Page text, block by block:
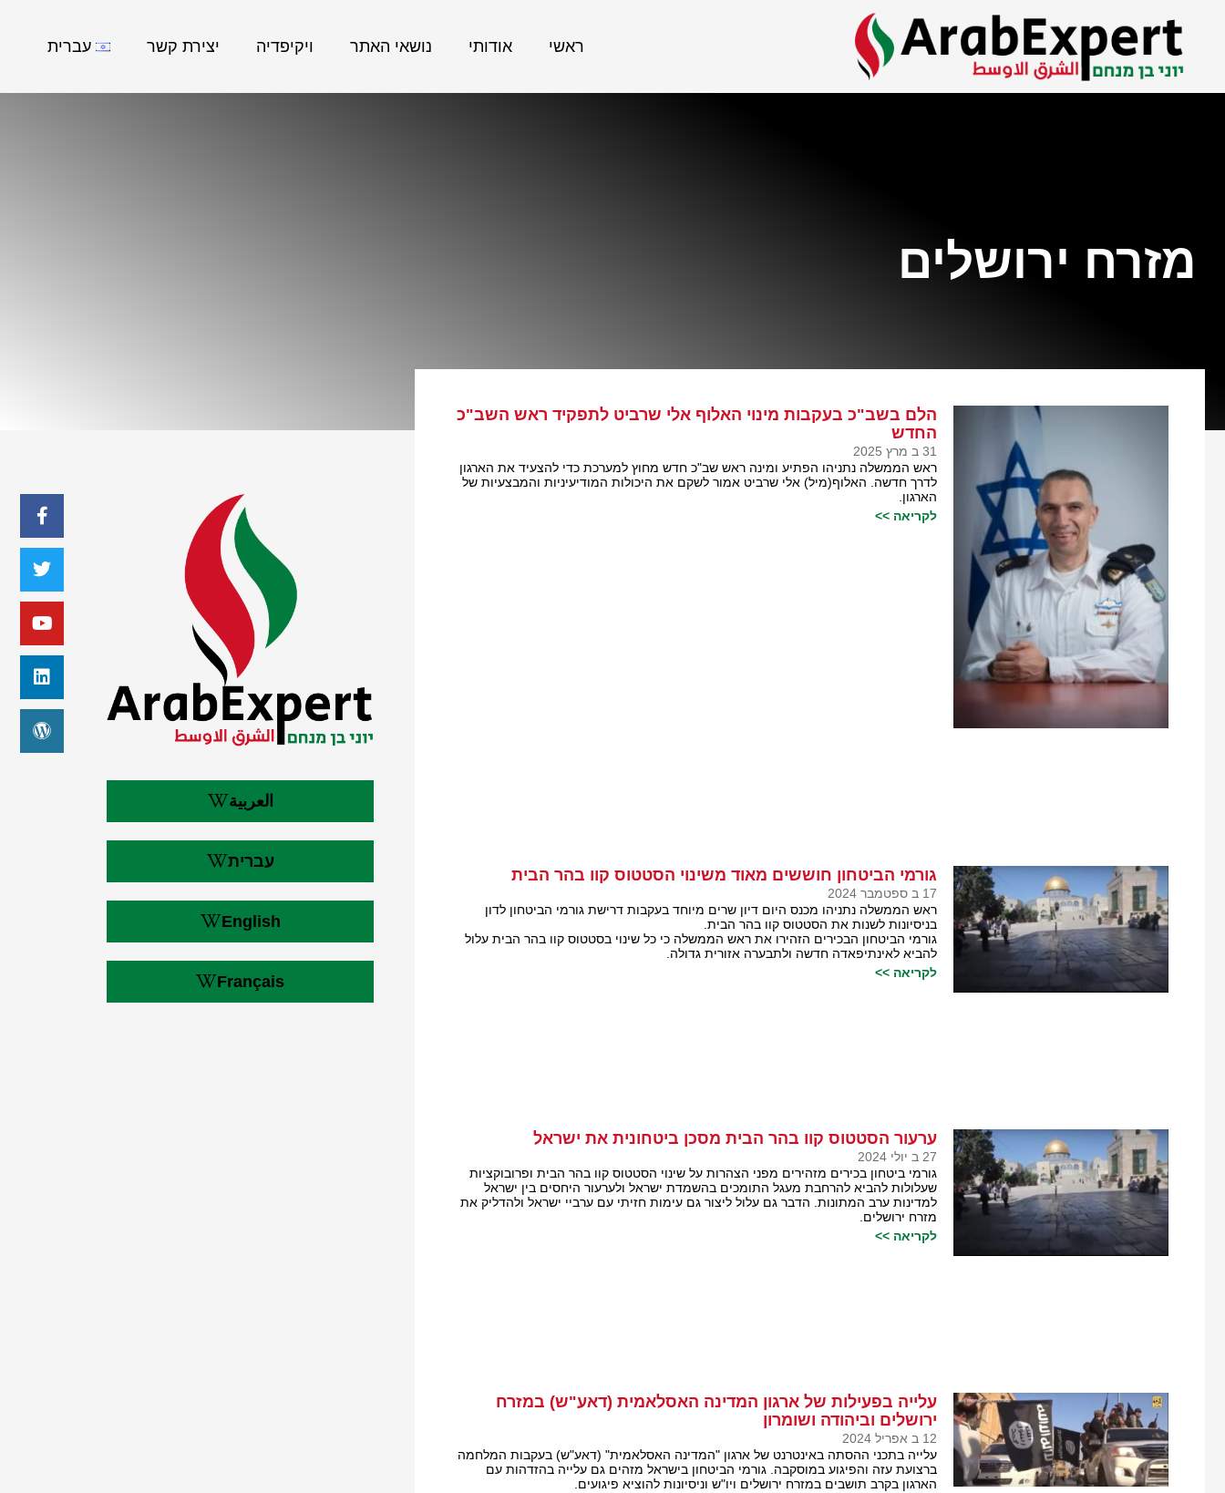
ראשי אודותי נושאי האתר ויקיפדיה יצירת קשר עברית
מזרח ירושלים
הלם בשב"כ בעקבות מינוי האלוף אלי שרביט לתפקיד ראש השב"כ
החדש
31 ב מרץ 2025
ראש הממשלה נתניהו הפתיע ומינה ראש שב"כ חדש מחוץ למערכת כדי להצעיד את הארגון
לדרך חדשה. האלוף(מיל) אלי שרביט אמור לשקם את היכולות המודיעיניות והמבצעיות של
הארגון.
לקריאה >>
גורמי הביטחון חוששים מאוד משינוי הסטטוס קוו בהר הבית
17 ב ספטמבר 2024
ראש הממשלה נתניהו מכנס היום דיון שרים מיוחד בעקבות דרישת גורמי הביטחון לדון
בניסיונות לשנות את הסטטוס קוו בהר הבית.
גורמי הביטחון הבכירים הזהירו את ראש הממשלה כי כל שינוי בסטטוס קוו בהר הבית עלול
להביא לאינתיפאדה חדשה ולתבערה אזורית גדולה.
לקריאה >>
ערעור הסטטוס קוו בהר הבית מסכן ביטחונית את ישראל
27 ב יולי 2024
גורמי ביטחון בכירים מזהירים מפני הצהרות על שינוי הסטטוס קוו בהר הבית ופרובוקציות
שעלולות להביא להרחבת מעגל התומכים בהשמדת ישראל ולערעור היחסים בין ישראל
למדינות ערב המתונות. הדבר גם עלול ליצור גם עימות חזיתי עם ערביי ישראל ולהדליק את
מזרח ירושלים.
לקריאה >>
עלייה בפעילות של ארגון המדינה האסלאמית (דאע"ש) במזרח
ירושלים וביהודה ושומרון
12 ב אפריל 2024
עלייה בתכני ההסתה באינטרנט של ארגון "המדינה האסלאמית" (דאע"ש) בעקבות המלחמה
ברצועת עזה והפיגוע במוסקבה. גורמי הביטחון בישראל מזהים גם עלייה בהזדהות עם
הארגון בקרב תושבים במזרח ירושלים ויו"ש וניסיונות להוציא פיגועים.
العربية
עברית
English
Français